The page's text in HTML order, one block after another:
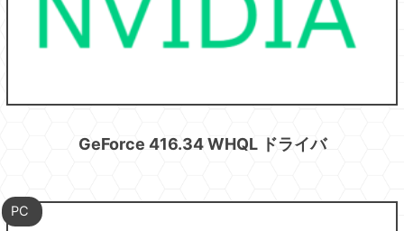
GeForce 416.34 WHQL ドライバ
PC